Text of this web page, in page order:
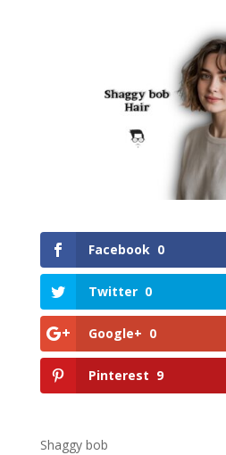
Facebook 0
Twitter 0
Google+ 0
Pinterest 9
Shaggy bob